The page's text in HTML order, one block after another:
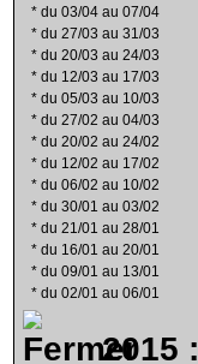
* du 03/04 au 07/04
* du 27/03 au 31/03
* du 20/03 au 24/03
* du 12/03 au 17/03
* du 05/03 au 10/03
* du 27/02 au 04/03
* du 20/02 au 24/02
* du 12/02 au 17/02
* du 06/02 au 10/02
* du 30/01 au 03/02
* du 21/01 au 28/01
* du 16/01 au 20/01
* du 09/01 au 13/01
* du 02/01 au 06/01
2015 :